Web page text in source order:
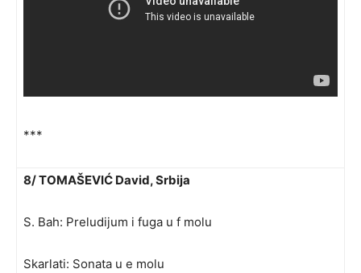
***
8/ TOMAŠEVIĆ David, Srbija
S. Bah: Preludijum i fuga u f molu
Skarlati: Sonata u e molu